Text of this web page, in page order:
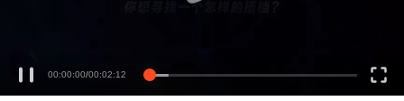
00:00:00/00:02:12